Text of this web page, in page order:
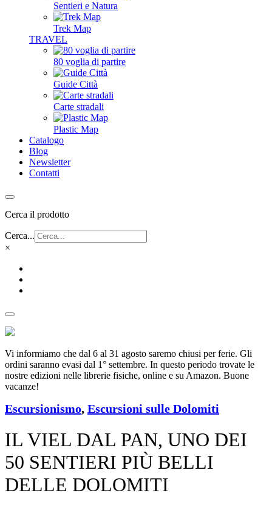
Sentieri e Natura
Trek Map
TRAVEL
80 voglia di partire
Guide Città
Carte stradali
Plastic Map
Catalogo
Blog
Newsletter
Contatti
Cerca il prodotto
Cerca...
×
Vi informiamo che dal 6 al 31 agosto saremo chiusi per ferie. Gli
ordini saranno evasi dal 1° settembre. In questo periodo trovate le
nostre edizioni nelle librerie fisiche, online e su Amazon. Buone
vacanze!
Escursionismo, Escursioni sulle Dolomiti
IL VIEL DAL PAN, UNO DEI
50 SENTIERI PIÙ BELLI
DELLE DOLOMITI